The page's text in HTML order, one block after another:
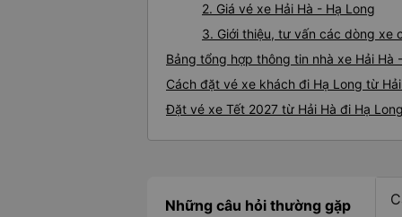
2. Giá vé xe Hải Hà - Hạ Long
3. Giới thiệu, tư vấn các dòng xe
Bảng tổng hợp thông tin nhà xe Hải Hà
Cách đặt vé xe khách đi Hạ Long từ
Đặt vé xe Tết 2027 từ Hải Hà đi Hạ Long
Những câu hỏi thường gặp